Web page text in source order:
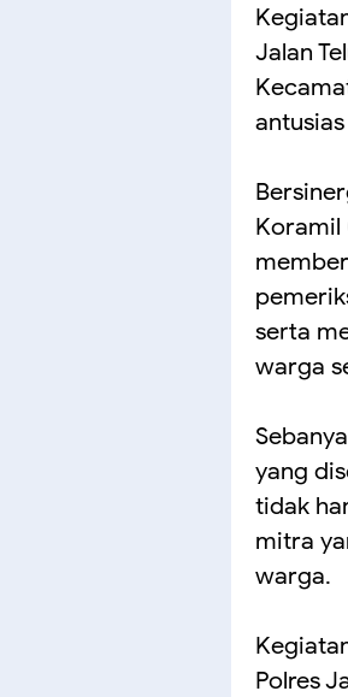
Jalan
Koramil
serta
warga
yang
tidak
mitra
warga.
Polres